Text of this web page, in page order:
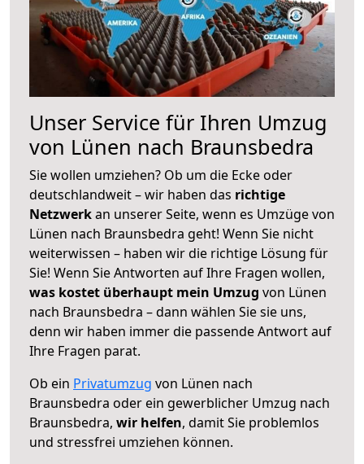
Unser Service für Ihren Umzug
von Lünen nach Braunsbedra
Sie wollen umziehen? Ob um die Ecke oder
deutschlandweit – wir haben das richtige
Netzwerkan unserer Seite, wenn es Umzüge von
Lünen nach Braunsbedra geht! Wenn Sie nicht
weiterwissen – haben wir die richtige Lösung für
Sie! Wenn Sie Antworten auf Ihre Fragen wollen,
was kostet überhaupt mein Umzug von Lünen
nach Braunsbedra – dann wählen Sie sie uns,
denn wir haben immer die passende Antwort auf
Ihre Fragen parat.
Ob ein Privatumzug von Lünen nach
Braunsbedra oder ein gewerblicher Umzug nach
Braunsbedra, wir helfen, damit Sie problemlos
und stressfrei umziehen können.